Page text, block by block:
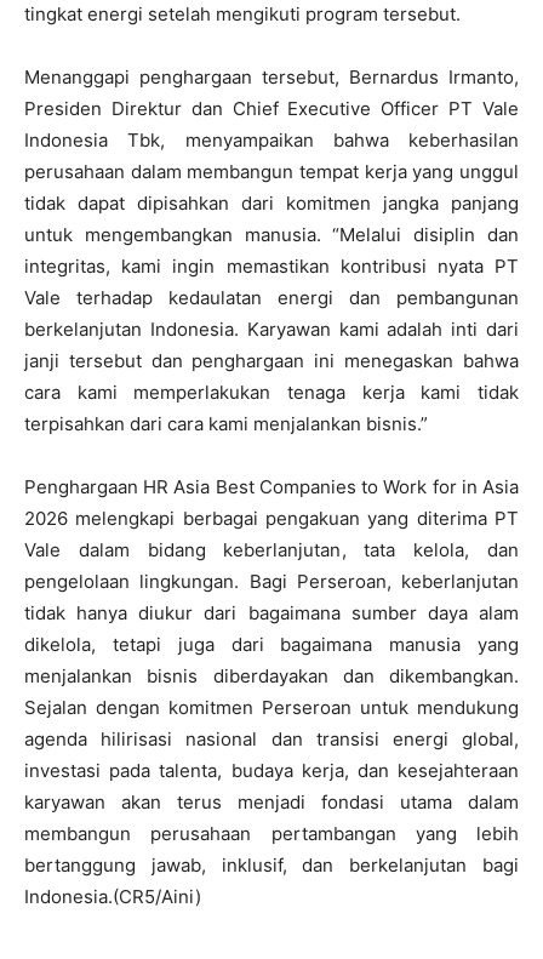
tingkat energi setelah mengikuti program tersebut.
Menanggapi penghargaan tersebut, Bernardus Irmanto,
Presiden Direktur dan Chief Executive Officer PT Vale
Indonesia Tbk, menyampaikan bahwa keberhasilan
perusahaan dalam membangun tempat kerja yang unggul
tidak dapat dipisahkan dari komitmen jangka panjang
untuk mengembangkan manusia. “Melalui disiplin dan
integritas, kami ingin memastikan kontribusi nyata PT
Vale terhadap kedaulatan energi dan pembangunan
berkelanjutan Indonesia. Karyawan kami adalah inti dari
janji tersebut dan penghargaan ini menegaskan bahwa
cara kami memperlakukan tenaga kerja kami tidak
terpisahkan dari cara kami menjalankan bisnis.”
Penghargaan HR Asia Best Companies to Work for in Asia
2026 melengkapi berbagai pengakuan yang diterima PT
Vale dalam bidang keberlanjutan, tata kelola, dan
pengelolaan lingkungan. Bagi Perseroan, keberlanjutan
tidak hanya diukur dari bagaimana sumber daya alam
dikelola, tetapi juga dari bagaimana manusia yang
menjalankan bisnis diberdayakan dan dikembangkan.
Sejalan dengan komitmen Perseroan untuk mendukung
agenda hilirisasi nasional dan transisi energi global,
investasi pada talenta, budaya kerja, dan kesejahteraan
karyawan akan terus menjadi fondasi utama dalam
membangun perusahaan pertambangan yang lebih
bertanggung jawab, inklusif, dan berkelanjutan bagi
Indonesia.(CR5/Aini)